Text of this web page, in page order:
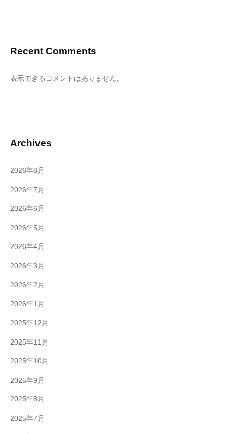
Recent Comments
表示できるコメントはありません。
Archives
2026年8月
2026年7月
2026年6月
2026年5月
2026年4月
2026年3月
2026年2月
2026年1月
2025年12月
2025年11月
2025年10月
2025年9月
2025年8月
2025年7月